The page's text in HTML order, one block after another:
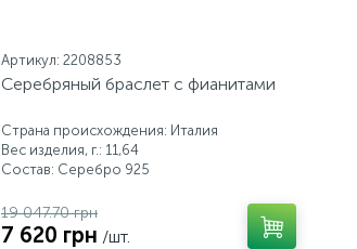
Артикул: 2208853
Серебряный браслет с фианитами
Страна происхождения: Италия
Вес изделия, г.: 11,64
Состав: Серебро 925
19 047.70 грн
7 620 грн /шт.